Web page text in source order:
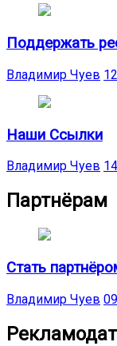
Поддержать
Владимир Чуев
Наши Ссылки
Владимир Чуев
Партнёрам
Стать
Владимир Чуев